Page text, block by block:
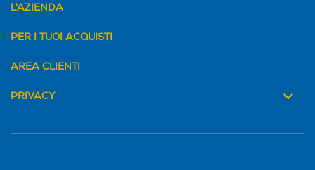
L'AZIENDA
PER I TUOI ACQUISTI
AREA CLIENTI
PRIVACY